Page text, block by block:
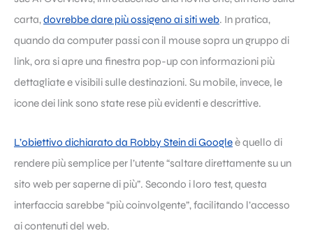
carta,dovrebbe dare più ossigeno ai siti web. In pratica,
quando da computer passi con il mouse sopra un gruppo di
link, ora si apre una finestra pop-up con informazioni più
dettagliate e visibili sulle destinazioni. Su mobile, invece, le
icone dei link sono state rese più evidenti e descrittive.
L’obiettivo dichiarato da Robby Stein di Googleè quello di
rendere più semplice per l’utente “saltare direttamente su un
sito web per saperne di più”. Secondo i loro test, questa
interfaccia sarebbe “più coinvolgente”, facilitando l’accesso
ai contenuti del web.